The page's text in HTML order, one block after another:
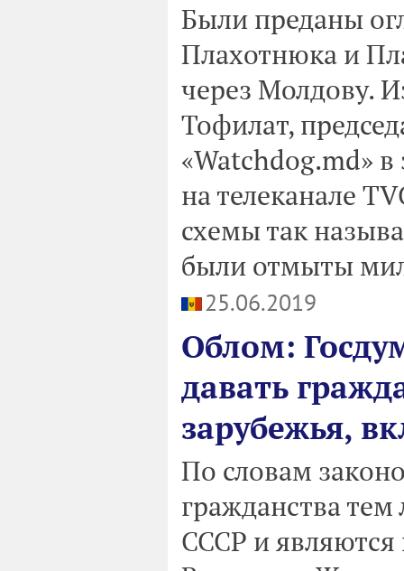
Были преданы
Плахотнюка и
через Молдову.
Тофилат,
«Watchdog.md»
на телеканале
схемы так
были отмыты
25.06.2019
Облом:
давать
зарубежья,
По словам
гражданства
СССР и являются